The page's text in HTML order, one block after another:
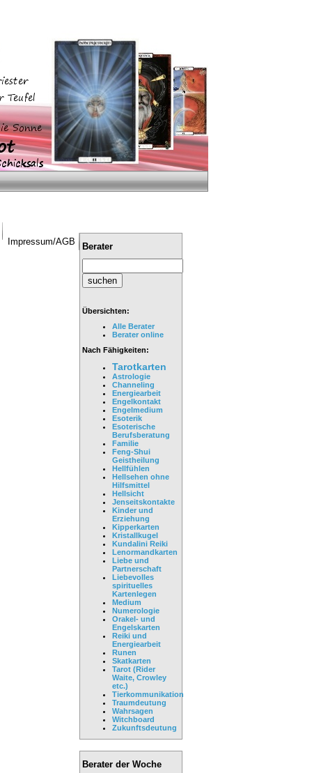
Impressum/AGB
Berater
Übersichten:
Alle Berater
Berater online
Nach Fähigkeiten:
Tarotkarten
Astrologie
Channeling
Energiearbeit
Engelkontakt
Engelmedium
Esoterik
Esoterische
Berufsberatung
Familie
Feng-Shui
Geistheilung
Hellfühlen
Hellsehen ohne
Hilfsmittel
Hellsicht
Jenseitskontakte
Kinder und
Erziehung
Kipperkarten
Kristallkugel
Kundalini Reiki
Lenormandkarten
Liebe und
Partnerschaft
Liebevolles
spirituelles
Kartenlegen
Medium
Numerologie
Orakel- und
Engelskarten
Reiki und
Energiearbeit
Runen
Skatkarten
Tarot (Rider
Waite, Crowley
etc.)
Tierkommunikation
Traumdeutung
Wahrsagen
Witchboard
Zukunftsdeutung
Berater der Woche